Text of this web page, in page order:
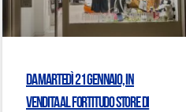
Da martedì 21 gennaio, in
vendita al Fortitudo Store di